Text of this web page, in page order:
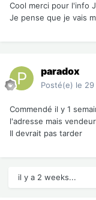
Cool merci pour l'info
Je pense que je vais
paradox
Posté(e) le
Commendé il y 1
l'adresse mais
Il devrait pas tarder
il y a 2 weeks...